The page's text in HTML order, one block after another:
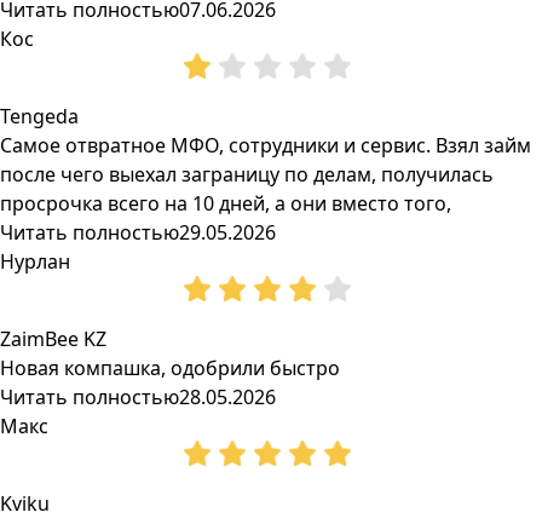
Читать полностью07.06.2026
Кос
Tengeda
Самое отвратное МФО, сотрудники и сервис. Взял займ
после чего выехал заграницу по делам, получилась
просрочка всего на 10 дней, а они вместо того,
Читать полностью29.05.2026
Нурлан
ZaimBee KZ
Новая компашка, одобрили быстро
Читать полностью28.05.2026
Макс
Kviku